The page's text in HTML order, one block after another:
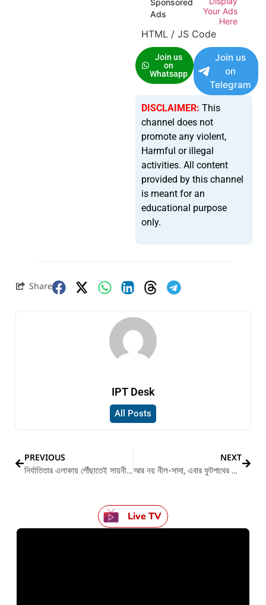
Sponsored
Ads
Your Ads
Here
HTML / JS Code
Join us
on
Whatsapp
Join us
on
Telegram
DISCLAIMER: This
channel does not
promote any violent,
Harmful or illegal
activities. All content
provided by this channel
is meant for an
educational purpose
only.
Share
IPT Desk
All Posts
PREVIOUS
নির্যাতিতার এলাকায় পৌঁছাতেই সায়নী এবং ঋতব্রতকে ঘিরে গদ্দার ও চোর চোর শ্লোগান উঠলো
NEXT
আর নয় নীল-সাদা, এবার ফুটপাথের রেলিংগুলোতে শুরু হয়েছে গেরুয়া রং
Live TV